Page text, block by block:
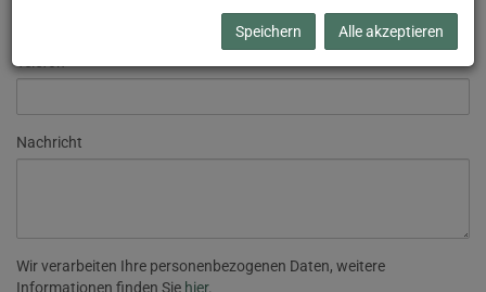
Nachricht
Wir verarbeiten Ihre personenbezogenen Daten, weitere
Informationen finden Sie hier.
Speichern Alle akzeptieren